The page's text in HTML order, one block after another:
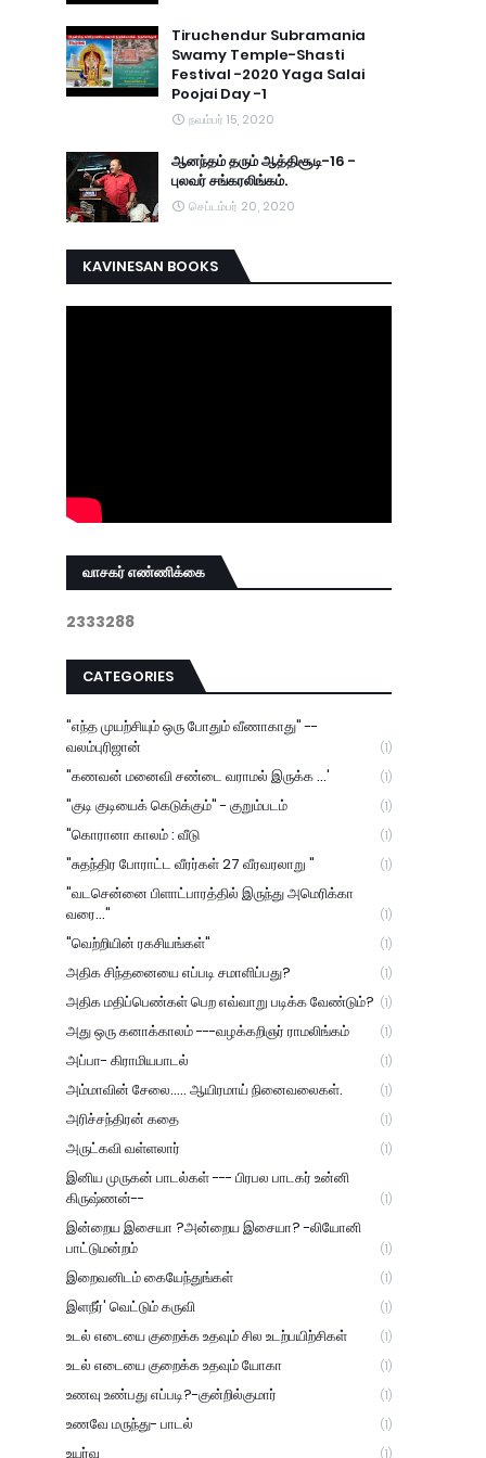
Tiruchendur Subramania
Swamy Temple-Shasti
Festival -2020 Yaga Salai
Poojai Day -1
நவம்பர் 15, 2020
ஆனந்தம் தரும் ஆத்திசூடி-16 -
புலவர் சங்கரலிங்கம்.
செப்டம்பர் 20, 2020
KAVINESAN BOOKS
வாசகர் எண்ணிக்கை
2333288
CATEGORIES
"எந்த முயற்சியும் ஒரு போதும் வீணாகாது" --
வலம்புரிஜான்
(1)
"கணவன் மனைவி சண்டை வராமல் இருக்க ...' (1)
"குடி குடியைக் கெடுக்கும்" - குறும்படம் (1)
"கொரானா காலம் : வீடு (1)
"சுதந்திர போராட்ட வீரர்கள் 27 வீரவரலாறு " (1)
"வடசென்னை பிளாட்பாரத்தில் இருந்து அமெரிக்கா
வரை..."
(1)
"வெற்றியின் ரகசியங்கள்" (1)
அதிக சிந்தனையை எப்படி சமாளிப்பது? (1)
அதிக மதிப்பெண்கள் பெற எவ்வாறு படிக்க வேண்டும்? (1)
அது ஒரு கனாக்காலம் ---வழக்கறிஞர் ராமலிங்கம் (1)
அப்பா- கிராமியபாடல் (1)
அம்மாவின் சேலை..... ஆயிரமாய் நினைவலைகள். (1)
அரிச்சந்திரன் கதை (1)
அருட்கவி வள்ளலார் (1)
இனிய முருகன் பாடல்கள் --- பிரபல பாடகர் உன்னி
கிருஷ்ணன்--
(1)
இன்றைய இசையா ?அன்றைய இசையா? -லியோனி
பாட்டுமன்றம்
(1)
இறைவனிடம் கையேந்துங்கள் (1)
இளநீர்' வெட்டும் கருவி (1)
உடல் எடையை குறைக்க உதவும் சில உடற்பயிற்சிகள் (1)
உடல் எடையை குறைக்க உதவும் யோகா (1)
உணவு உண்பது எப்படி?-குன்றில்குமார் (1)
உணவே மருந்து- பாடல் (1)
உயர்வு (1)